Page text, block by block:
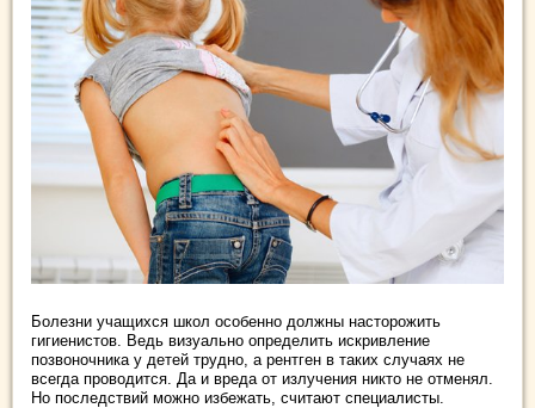
Болезни учащихся школ особенно должны насторожить
гигиенистов. Ведь визуально определить искривление
позвоночника у детей трудно, а рентген в таких случаях не
всегда проводится. Да и вреда от излучения никто не отменял.
Но последствий можно избежать, считают специалисты.